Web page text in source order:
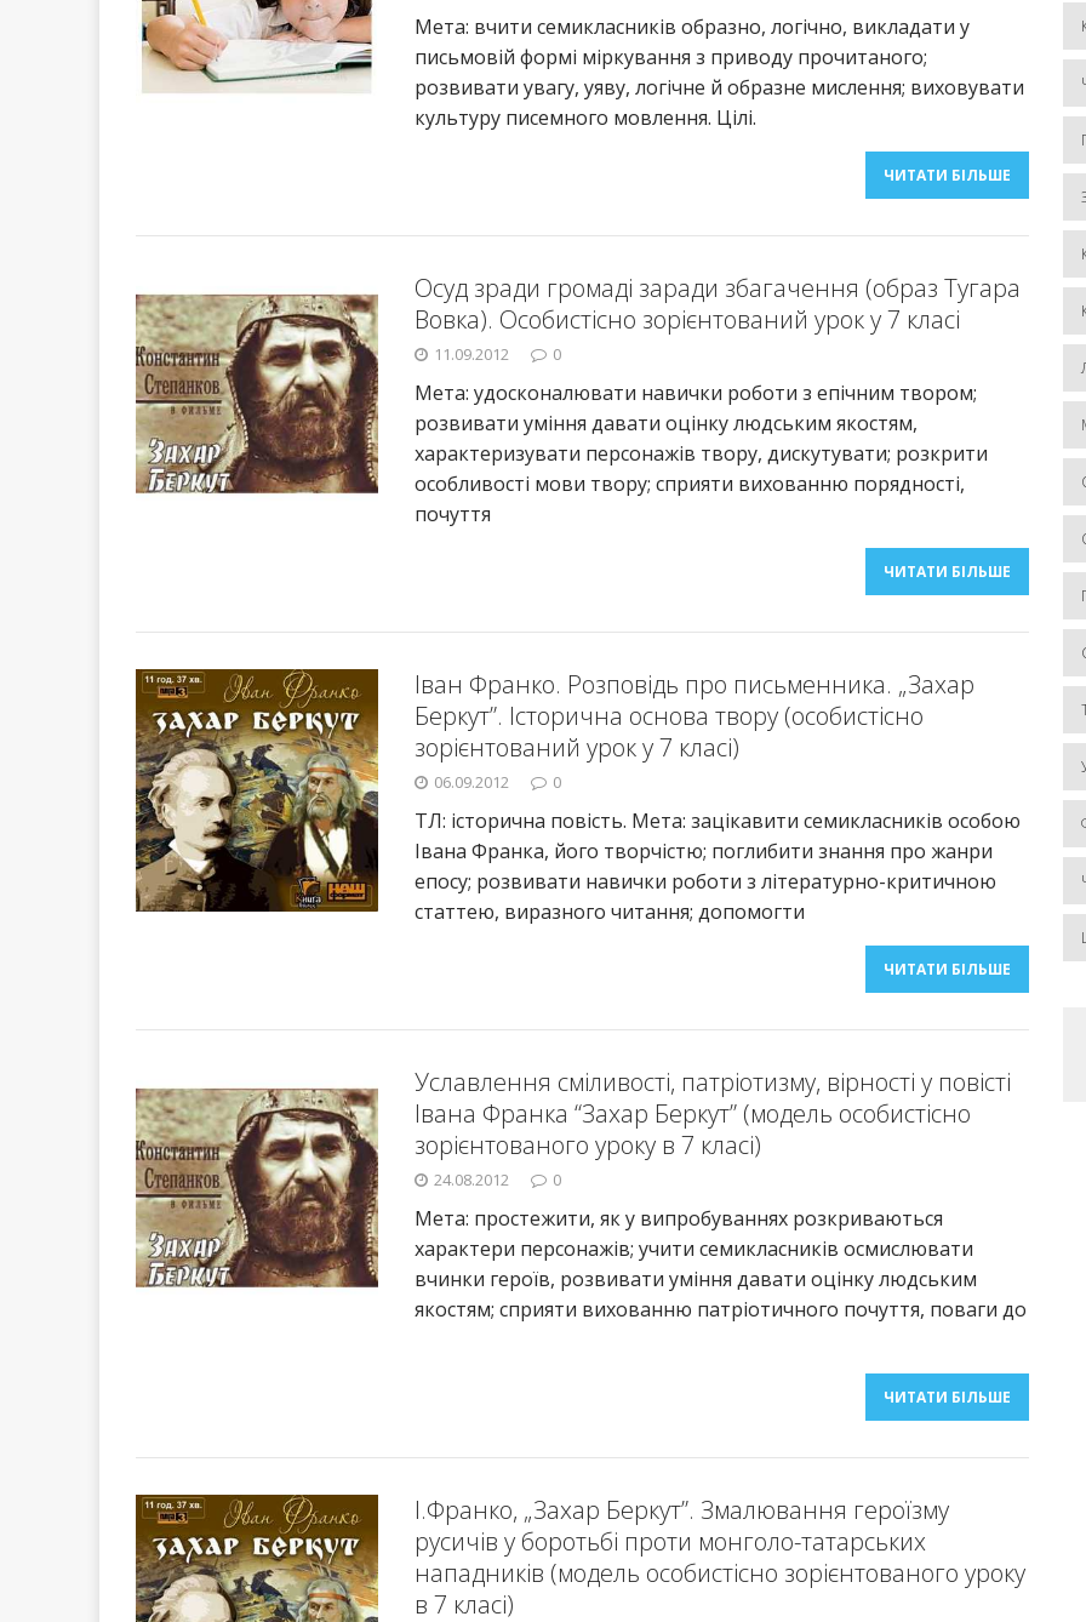
Мета: вчити семикласників образно, логічно, викладати у
письмовій формі міркування з приводу прочитаного;
розвивати увагу, уяву, логічне й образне мислення; виховувати
культуру писемного мовлення. Цілі.
ЧИТАТИ БІЛЬШЕ
Осуд зради громаді заради збагачення (образ Тугара
Вовка). Особистісно зорієнтований урок у 7 класі
11.09.2012 0
Мета: удосконалювати навички роботи з епічним твором;
розвивати уміння давати оцінку людським якостям,
характеризувати персонажів твору, дискутувати; розкрити
особливості мови твору; сприяти вихованню порядності,
почуття
ЧИТАТИ БІЛЬШЕ
Іван Франко. Розповідь про письменника. „Захар
Беркут”. Історична основа твору (особистісно
зорієнтований урок у 7 класі)
06.09.2012 0
ТЛ: історична повість. Мета: зацікавити семикласників особою
Івана Франка, його творчістю; поглибити знання про жанри
епосу; розвивати навички роботи з літературно-критичною
статтею, виразного читання; допомогти
ЧИТАТИ БІЛЬШЕ
Уславлення сміливості, патріотизму, вірності у повісті
Івана Франка “Захар Беркут” (модель особистісно
зорієнтованого уроку в 7 класі)
24.08.2012 0
Мета: простежити, як у випробуваннях розкриваються
характери персонажів; учити семикласників осмислювати
вчинки героїв, розвивати уміння давати оцінку людським
якостям; сприяти вихованню патріотичного почуття, поваги до
ЧИТАТИ БІЛЬШЕ
І.Франко, „Захар Беркут”. Змалювання героїзму
русичів у боротьбі проти монголо-татарських
нападників (модель особистісно зорієнтованого уроку
в 7 класі)